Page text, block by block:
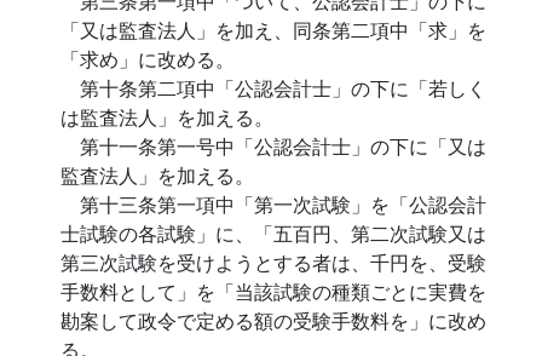
「又は監査法人」を加え、同条第二項中「求」を
「求め」に改める。
第十条第二項中「公認会計士」の下に「若しく
は監査法人」を加える。
第十一条第一号中「公認会計士」の下に「又は
監査法人」を加える。
第十三条第一項中「第一次試験」を「公認会計
士試験の各試験」に、「五百円、第二次試験又は
第三次試験を受けようとする者は、千円を、受験
手数料として」を「当該試験の種類ごとに実費を
勘案して政令で定める額の受験手数料を」に改め
る。